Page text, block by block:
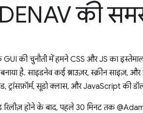
की
की चुनौती में हमने CSS और JS का
है. साइडनेव कई ब्राउज़र, स्क्रीन साइज़,
ट्रांसफ़ॉर्म, सूडो क्लास, और JavaScript की
रिलीज़ होने के बाद, पहले 30 मिनट तक